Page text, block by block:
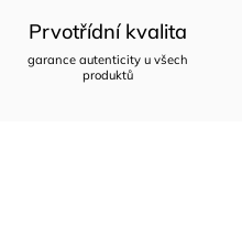
Prvotřídní kvalita
garance autenticity u všech
produktů